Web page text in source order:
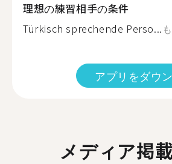
理想の練習相手の条件
Türkisch sprechende Perso...
アプリをダウ
メディア掲